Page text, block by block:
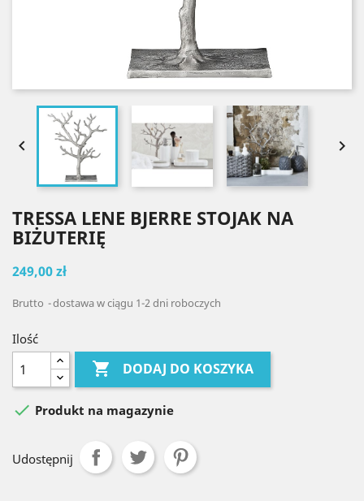
 
TRESSA LENE BJERRE STOJAK NA
BIŻUTERIĘ
249,00 zł
Brutto dostawa w ciągu 1-2 dni roboczych
Ilość
 DODAJ DO KOSZYKA
 Produkt na magazynie
Udostępnij